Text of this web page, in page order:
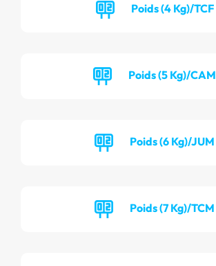
Poids (4 Kg)/TCF
Poids (5 Kg)/CAM
Poids (6 Kg)/JUM
Poids (7 Kg)/TCM